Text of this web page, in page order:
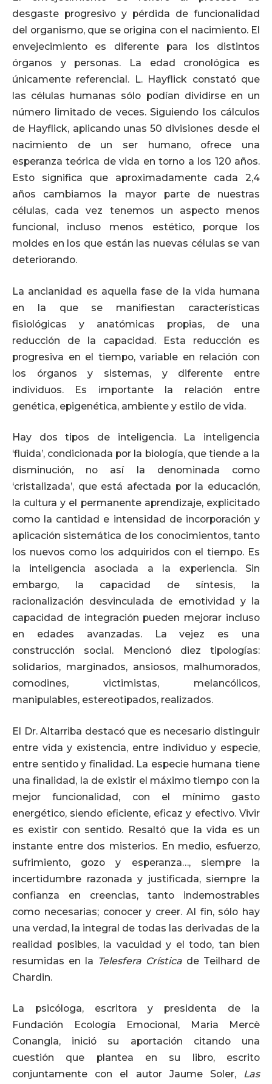
desgaste progresivo y pérdida de funcionalidad
del organismo, que se origina con el nacimiento. El
envejecimiento es diferente para los distintos
órganos y personas. La edad cronológica es
únicamente referencial. L. Hayflick constató que
las células humanas sólo podían dividirse en un
número limitado de veces. Siguiendo los cálculos
de Hayflick, aplicando unas 50 divisiones desde el
nacimiento de un ser humano, ofrece una
esperanza teórica de vida en torno a los 120 años.
Esto significa que aproximadamente cada 2,4
años cambiamos la mayor parte de nuestras
células, cada vez tenemos un aspecto menos
funcional, incluso menos estético, porque los
moldes en los que están las nuevas células se van
deteriorando.
La ancianidad es aquella fase de la vida humana
en la que se manifiestan características
fisiológicas y anatómicas propias, de una
reducción de la capacidad. Esta reducción es
progresiva en el tiempo, variable en relación con
los órganos y sistemas, y diferente entre
individuos. Es importante la relación entre
genética, epigenética, ambiente y estilo de vida.
Hay dos tipos de inteligencia. La inteligencia
‘fluida’, condicionada por la biología, que tiende a la
disminución, no así la denominada como
‘cristalizada’, que está afectada por la educación,
la cultura y el permanente aprendizaje, explicitado
como la cantidad e intensidad de incorporación y
aplicación sistemática de los conocimientos, tanto
los nuevos como los adquiridos con el tiempo. Es
la inteligencia asociada a la experiencia. Sin
embargo, la capacidad de síntesis, la
racionalización desvinculada de emotividad y la
capacidad de integración pueden mejorar incluso
en edades avanzadas. La vejez es una
construcción social. Mencionó diez tipologías:
solidarios, marginados, ansiosos, malhumorados,
comodines, victimistas, melancólicos,
manipulables, estereotipados, realizados.
El Dr. Altarriba destacó que es necesario distinguir
entre vida y existencia, entre individuo y especie,
entre sentido y finalidad. La especie humana tiene
una finalidad, la de existir el máximo tiempo con la
mejor funcionalidad, con el mínimo gasto
energético, siendo eficiente, eficaz y efectivo. Vivir
es existir con sentido. Resaltó que la vida es un
instante entre dos misterios. En medio, esfuerzo,
sufrimiento, gozo y esperanza…, siempre la
incertidumbre razonada y justificada, siempre la
confianza en creencias, tanto indemostrables
como necesarias; conocer y creer. Al fin, sólo hay
una verdad, la integral de todas las derivadas de la
realidad posibles, la vacuidad y el todo, tan bien
resumidas en la Telesfera Crística de Teilhard de
Chardin.
La psicóloga, escritora y presidenta de la
Fundación Ecología Emocional, Maria Mercè
Conangla, inició su aportación citando una
cuestión que plantea en su libro, escrito
conjuntamente con el autor Jaume Soler, Las